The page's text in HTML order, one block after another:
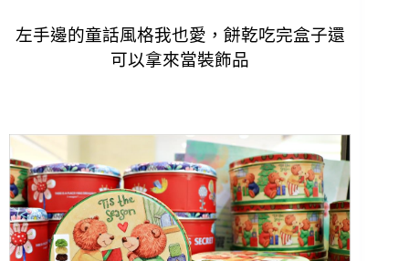
左手邊的童話風格我也愛，餅乾吃完盒子還
可以拿來當裝飾品